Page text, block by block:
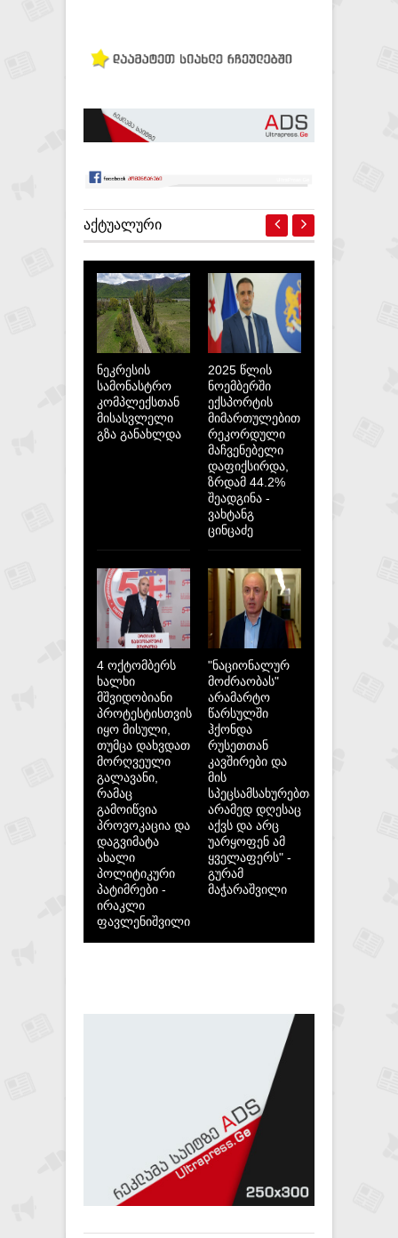
ᲐᲥᲢᲣᲐᲚᲣᲠᲘ
ნეკრესის
სამონასტრო
კომპლექსთან
მისასვლელი
გზა განახლდა
2025 წლის
ნოემბერში
ექსპორტის
მიმართულებით
რეკორდული
მაჩვენებელი
დაფიქსირდა,
ზრდამ 44.2%
შეადგინა -
ვახტანგ
ცინცაძე
4 ოქტომბერს
ხალხი
მშვიდობიანი
პროტესტისთვის
იყო მისული,
თუმცა დახვდათ
მორღვეული
გალავანი,
რამაც
გამოიწვია
პროვოკაცია და
დაგვიმატა
ახალი
პოლიტიკური
პატიმრები -
ირაკლი
ფავლენიშვილი
"ნაციონალურ
მოძრაობას"
არამარტო
წარსულში
ჰქონდა
რუსეთთან
კავშირები და
მის
სპეცსამსახურებთან,
არამედ დღესაც
აქვს და არც
უარყოფენ ამ
ყველაფერს" -
გურამ
მაჭარაშვილი